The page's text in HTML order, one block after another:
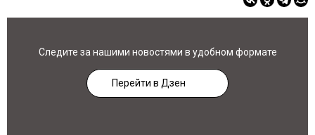
Следите за нашими новостями в удобном формате
Перейти в Дзен